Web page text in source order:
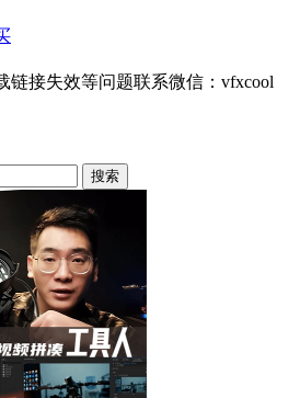
链接失效等问题联系微信：vfxcool